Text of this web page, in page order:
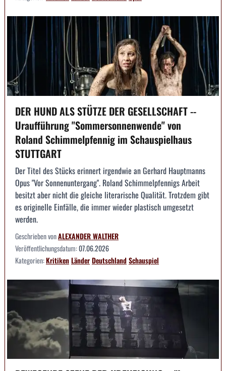
DER HUND ALS STÜTZE DER GESELLSCHAFT --
Uraufführung "Sommersonnenwende" von
Roland Schimmelpfennig im Schauspielhaus
STUTTGART
Der Titel des Stücks erinnert irgendwie an Gerhard Hauptmanns
Opus "Vor Sonnenuntergang". Roland Schimmelpfennigs Arbeit
besitzt aber nicht die gleiche literarische Qualität. Trotzdem gibt
es originelle Einfälle, die immer wieder plastisch umgesetzt
werden.
Geschrieben vonALEXANDER WALTHER
Veröffentlichungsdatum:07.06.2026
Kategorien:KritikenLänderDeutschlandSchauspiel